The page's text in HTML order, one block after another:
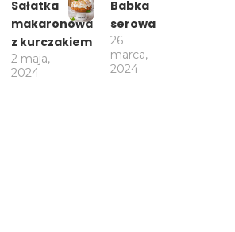
Sałatka
makaronowa
z kurczakiem
2 maja,
2024
Babka
serowa
26
marca,
2024